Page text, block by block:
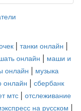
| танки онлайн |
онлайн | маши и
онлайн | музыка
онлайн | сбербанк
мтс | отслеживание
на русском |